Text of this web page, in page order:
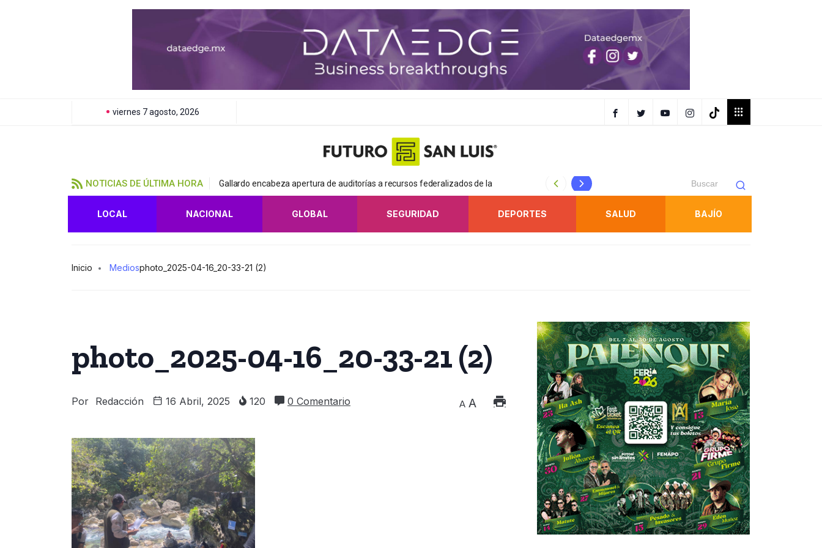
viernes 7 agosto, 2026
NOTICIAS DE ÚLTIMA HORA Gallardo encabeza apertura de auditorías a recursos federalizados de la Juan Manuel Navarro prepara Segundo Informe con
LOCAL NACIONAL GLOBAL SEGURIDAD DEPORTES SALUD BAJÍO
Inicio Mediosphoto_2025-04-16_20-33-21 (2)
photo_2025-04-16_20-33-21 (2)
Por Redacción 16 Abril, 2025 120 0 Comentario A A